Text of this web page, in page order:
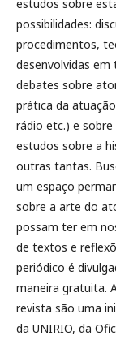
estudos sobre
possibilidades:
procedimentos,
desenvolvidas em
debates sobre
prática da
rádio etc.) e
estudos sobre a
outras tantas.
um espaço
sobre a arte do
possam ter em
de textos e
periódico é
maneira gratuita.
revista são uma
da UNIRIO, da